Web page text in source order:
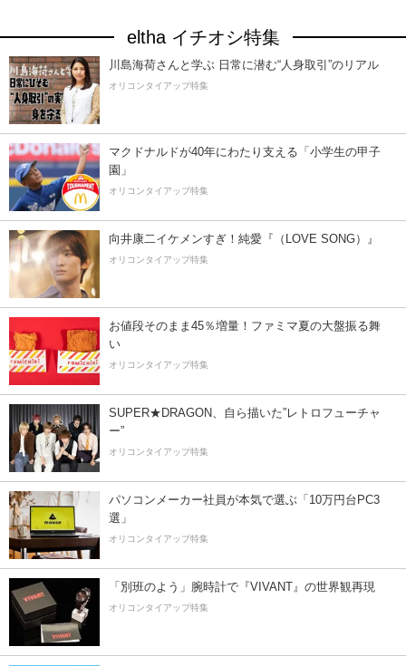
eltha イチオシ特集
川島海荷さんと学ぶ 日常に潜む“人身取引”のリアル
オリコンタイアップ特集
マクドナルドが40年にわたり支える「小学生の甲子
園」
オリコンタイアップ特集
向井康二イケメンすぎ！純愛『（LOVE SONG）』
オリコンタイアップ特集
お値段そのまま45％増量！ファミマ夏の大盤振る舞
い
オリコンタイアップ特集
SUPER★DRAGON、自ら描いた”レトロフューチャ
ー”
オリコンタイアップ特集
パソコンメーカー社員が本気で選ぶ「10万円台PC3
選」
オリコンタイアップ特集
「別班のよう」腕時計で『VIVANT』の世界観再現
オリコンタイアップ特集